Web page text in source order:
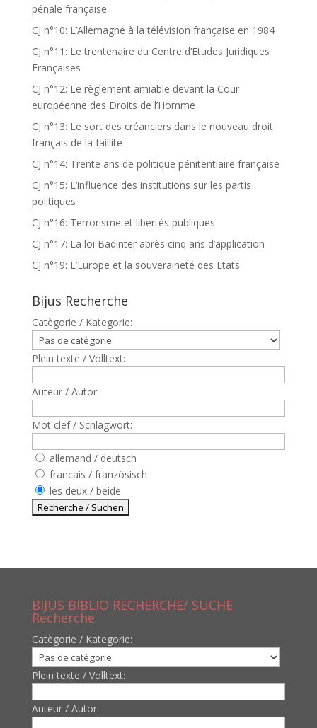
pénale française
CJ n°10: L’Allemagne à la télévision française en 1984
CJ n°11: Le trentenaire du Centre d’Etudes Juridiques
Françaises
CJ n°12: Le règlement amiable devant la Cour
européenne des Droits de l’Homme
CJ n°13: Le sort des créanciers dans le nouveau droit
français de la faillite
CJ n°14: Trente ans de politique pénitentiaire française
CJ n°15: L’influence des institutions sur les partis
politiques
CJ n°16: Terrorisme et libertés publiques
CJ n°17: La loi Badinter après cinq ans d’application
CJ n°19: L’Europe et la souveraineté des Etats
Bijus Recherche
Catègorie / Kategorie:
Plein texte / Volltext:
Auteur / Autor:
Mot clef / Schlagwort:
allemand / deutsch
francais / französisch
les deux / beide
BIJUS BIBLIO RECHERCHE/ SUCHE
Recherche
Catègorie / Kategorie:
Plein texte / Volltext:
Auteur / Autor: